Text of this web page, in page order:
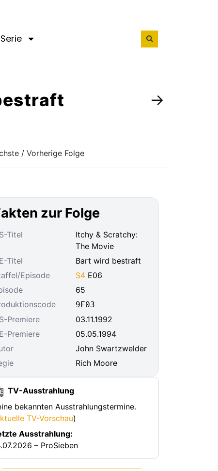
→
/ Vorherige Folge
zur Folge
Titel
Itchy & Scratchy:
The Movie
Titel
Bart wird bestraft
Episode
S4 E06
65
9F03
Premiere
03.11.1992
Premiere
05.05.1994
John Swartzwelder
Rich Moore
TV-Ausstrahlung
bekannten Ausstrahlungstermine.
TV-Vorschau)
Ausstrahlung:
– ProSieben